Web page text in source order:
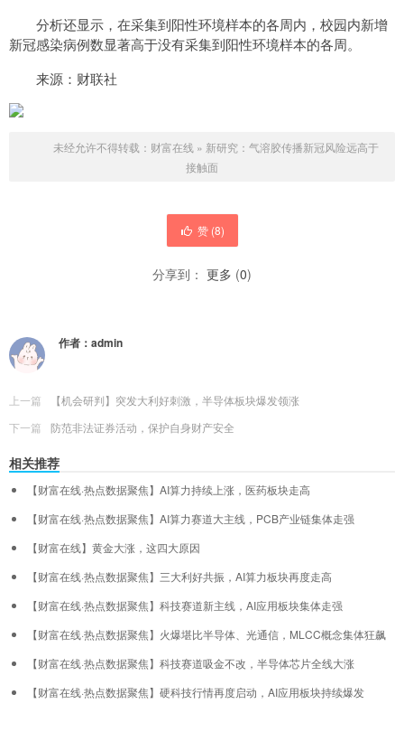
分析还显示，在采集到阳性环境样本的各周内，校园内新增
新冠感染病例数显著高于没有采集到阳性环境样本的各周。
来源：财联社
未经允许不得转载： 财富在线 » 新研究：气溶胶传播新冠风险远高于
接触面
赞 (8)
分享到： 更多 (0)
作者： admin
上一篇
【机会研判】突发大利好刺激，半导体板块爆发领涨
下一篇
防范非法证券活动，保护自身财产安全
相关推荐
【财富在线·热点数据聚焦】AI算力持续上涨，医药板块走高
【财富在线·热点数据聚焦】AI算力赛道大主线，PCB产业链集体走强
【财富在线】黄金大涨，这四大原因
【财富在线·热点数据聚焦】三大利好共振，AI算力板块再度走高
【财富在线·热点数据聚焦】科技赛道新主线，AI应用板块集体走强
【财富在线·热点数据聚焦】火爆堪比半导体、光通信，MLCC概念集体狂飙
【财富在线·热点数据聚焦】科技赛道吸金不改，半导体芯片全线大涨
【财富在线·热点数据聚焦】硬科技行情再度启动，AI应用板块持续爆发